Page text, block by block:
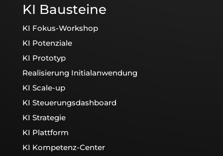
KI Bausteine
KI Fokus-Workshop
KI Potenziale
KI Prototyp
Realisierung Initialanwendung
KI Scale-up
KI Steuerungsdashboard
KI Strategie
KI Plattform
KI Kompetenz-Center